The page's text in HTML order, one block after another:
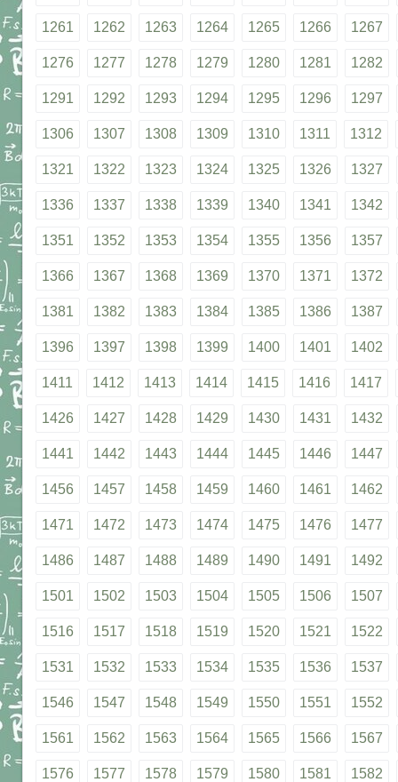
1261 1262 1263 1264 1265 1266 1267
1276 1277 1278 1279 1280 1281 1282
1291 1292 1293 1294 1295 1296 1297
1306 1307 1308 1309 1310 1311 1312
1321 1322 1323 1324 1325 1326 1327
1336 1337 1338 1339 1340 1341 1342
1351 1352 1353 1354 1355 1356 1357
1366 1367 1368 1369 1370 1371 1372
1381 1382 1383 1384 1385 1386 1387
1396 1397 1398 1399 1400 1401 1402
1411 1412 1413 1414 1415 1416 1417
1426 1427 1428 1429 1430 1431 1432
1441 1442 1443 1444 1445 1446 1447
1456 1457 1458 1459 1460 1461 1462
1471 1472 1473 1474 1475 1476 1477
1486 1487 1488 1489 1490 1491 1492
1501 1502 1503 1504 1505 1506 1507
1516 1517 1518 1519 1520 1521 1522
1531 1532 1533 1534 1535 1536 1537
1546 1547 1548 1549 1550 1551 1552
1561 1562 1563 1564 1565 1566 1567
1576 1577 1578 1579 1580 1581 1582